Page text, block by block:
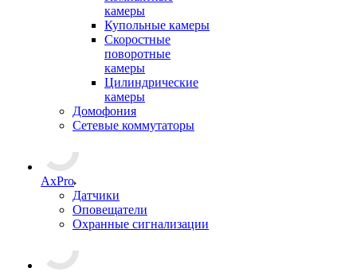
камеры
Купольные камеры
Скоростные
поворотные
камеры
Цилиндрические
камеры
Домофония
Сетевые коммутаторы
AxPro
Датчики
Оповещатели
Охранные сигнализации